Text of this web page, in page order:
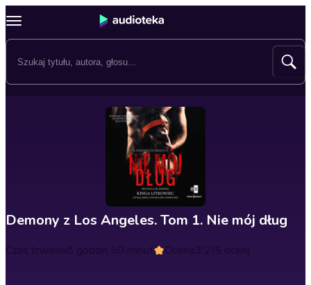
Demony z Los Angeles. Tom 1. Nie mój dług
Czas trwania8 godzin 50 minut Ocena3.2(5 ocen)